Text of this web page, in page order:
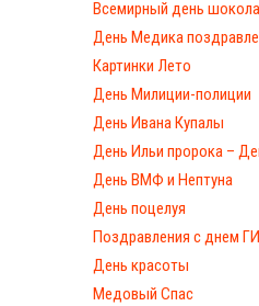
Всемирный день
День Медика
Картинки Лето
День Милиции-полиции
День Ивана Купалы
День Ильи пророка –
День ВМФ и Нептуна
День поцелуя
Поздравления с днем
День красоты
Медовый Спас